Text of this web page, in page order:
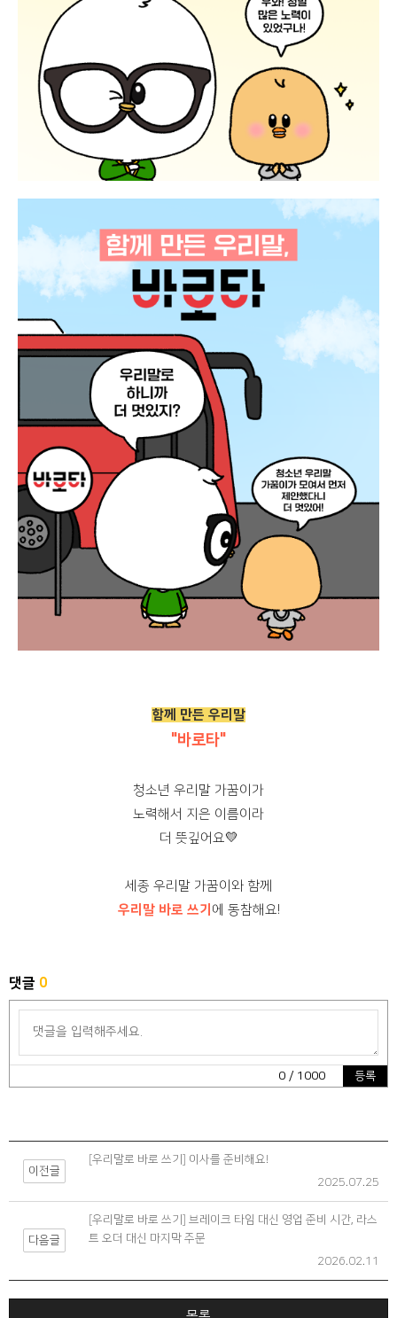
함께 만든 우리말
"바로타"
청소년 우리말 가꿈이가
노력해서 지은 이름이라
더 뜻깊어요💛
세종 우리말 가꿈이와 함께
우리말 바로 쓰기 에 동참해요!
댓글 0
0 / 1000 등록
이전글
[우리말로 바로 쓰기] 이사를 준비해요!
2025.07.25
다음글
[우리말로 바로 쓰기] 브레이크 타임 대신 영업 준비 시간, 라스
트 오더 대신 마지막 주문
2026.02.11